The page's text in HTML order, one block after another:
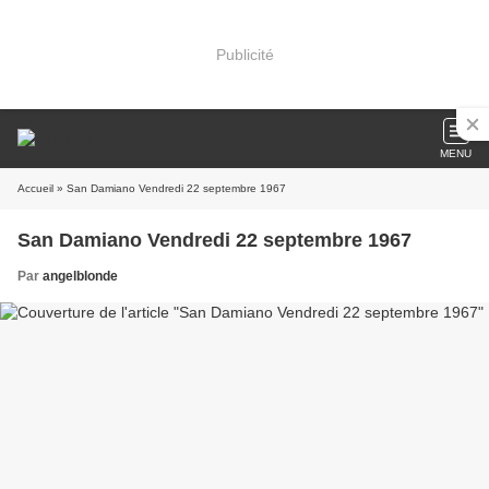
Publicité
MENU
Accueil » San Damiano Vendredi 22 septembre 1967
San Damiano Vendredi 22 septembre 1967
Par angelblonde